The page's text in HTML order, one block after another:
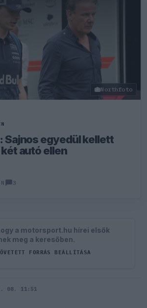
Northfoto
Sajnos egyedül kellett
autó ellen
3
a motorsport.hu hírei elsők
meg a keresőben.
FORRÁS BEÁLLÍTÁSA
08. 11:51